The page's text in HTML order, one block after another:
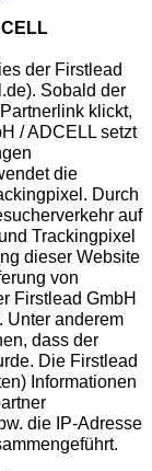
der Firstlead
Sobald der
klickt,
/ ADCELL setzt
die
Durch
auf
Trackingpixel
dieser Website
von
Firstlead GmbH
Unter anderem
dass der
Die Firstlead
Informationen
die IP-Adresse